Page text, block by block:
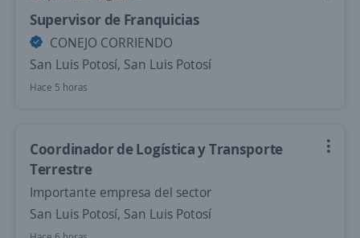
Supervisor de Franquicias
CONEJO CORRIENDO
San Luis Potosí, San Luis Potosí
Hace 5 horas
Coordinador de Logística y Transporte
Terrestre
Importante empresa del sector
San Luis Potosí, San Luis Potosí